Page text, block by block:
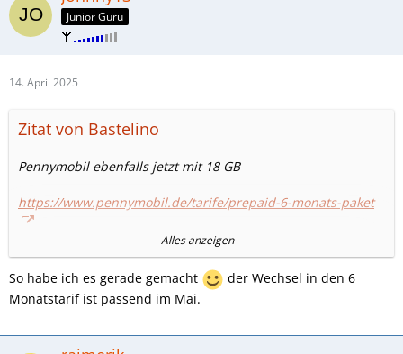
Junior Guru
14. April 2025
Zitat von Bastelino
Pennymobil ebenfalls jetzt mit 18 GB
https://www.pennymobil.de/tarife/prepaid-6-monats-paket
also am besten jetzt noch bis 04.05.25 eine Pennymobil
KarteMIT PORTIERUNGimSmart Max Tarif mit 60GB für 1
Monatnutzen,
ins 6 Monatspaket wechseln
vorhanden
Alles anzeigen
So habe ich es gerade gemacht
der Wechsel in den 6
Monatstarif ist passend im Mai.